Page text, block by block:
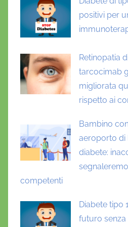
i
a
g
i
d
,
l
positivi per
Retinopatia
tarcocimab
migliorata
rispetto ai
Bambino
aeroporto di
diabete:
competenti
Diabete tipo
futuro senza